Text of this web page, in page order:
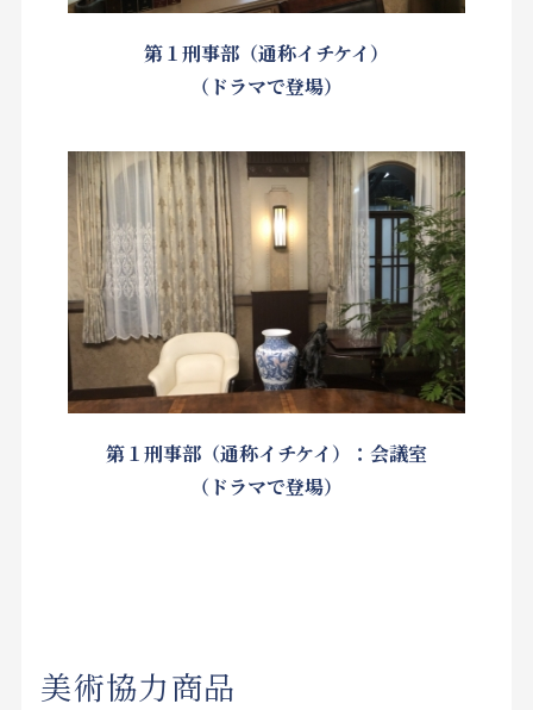
第１刑事部（通称イチケイ）
（ドラマで登場）
第１刑事部（通称イチケイ）：会議室
（ドラマで登場）
美術協力商品